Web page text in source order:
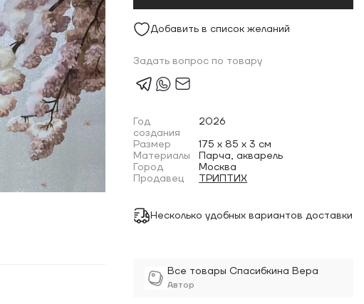
Добавить в список желаний
Задать вопрос по товару
Год
создания
2026
Размер
175 x 85 x 3 см
Материалы
Парча, акварель
Город
Москва
Продавец
ТРИПТИХ
Несколько удобных вариантов доставки
Все товары Спасибкина Вера
Автор